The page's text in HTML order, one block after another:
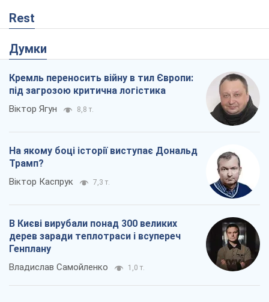
Rest
Думки
Кремль переносить війну в тил Європи:
під загрозою критична логістика
Віктор Ягун 8,8 т.
На якому боці історії виступає Дональд
Трамп?
Віктор Каспрук 7,3 т.
В Києві вирубали понад 300 великих
дерев заради теплотраси і всупереч
Генплану
Владислав Самойленко 1,0 т.